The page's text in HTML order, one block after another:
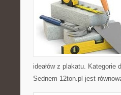
ideałów z plakatu. Kategorie
Sednem 12ton.pl jest